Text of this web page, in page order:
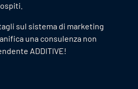
sul sistema di marketing
una consulenza non
ADDITIVE!